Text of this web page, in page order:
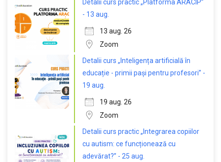
Detalii curs practic „Platforma ARACIP”
- 13 aug.
13 aug. 26
Zoom
Detalii curs „Inteligența artificială în
educație - primii pași pentru profesori” -
19 aug.
19 aug. 26
Zoom
Detalii curs practic „Integrarea copiilor
cu autism: ce funcționează cu
adevărat?” - 25 aug.